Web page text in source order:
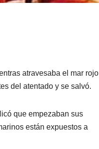
atravesaba el mar rojo
del atentado y se salvó.
que empezaban sus
están expuestos a